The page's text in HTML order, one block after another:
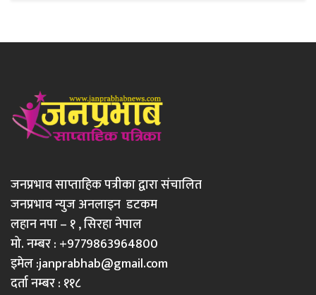
जनप्रभाव साप्ताहिक पत्रीका द्वारा संचालित
जनप्रभाव न्युज अनलाइन डटकम
लहान नपा – १ , सिरहा नेपाल
मो. नम्बर : +9779863964800
इमेल :janprabhab@gmail.com
दर्ता नम्बर : ११८